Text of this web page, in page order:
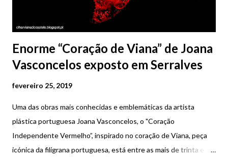
incrementação do conhecimento da arte, e da possível captaçã...
Enorme “Coração de Viana” de Joana
Vasconcelos exposto em Serralves
fevereiro 25, 2019
Uma das obras mais conhecidas e emblemáticas da artista
plástica portuguesa Joana Vasconcelos, o "Coração
Independente Vermelho”, inspirado no coração de Viana, peça
icónica da filigrana portuguesa, está entre as mais de trinta e